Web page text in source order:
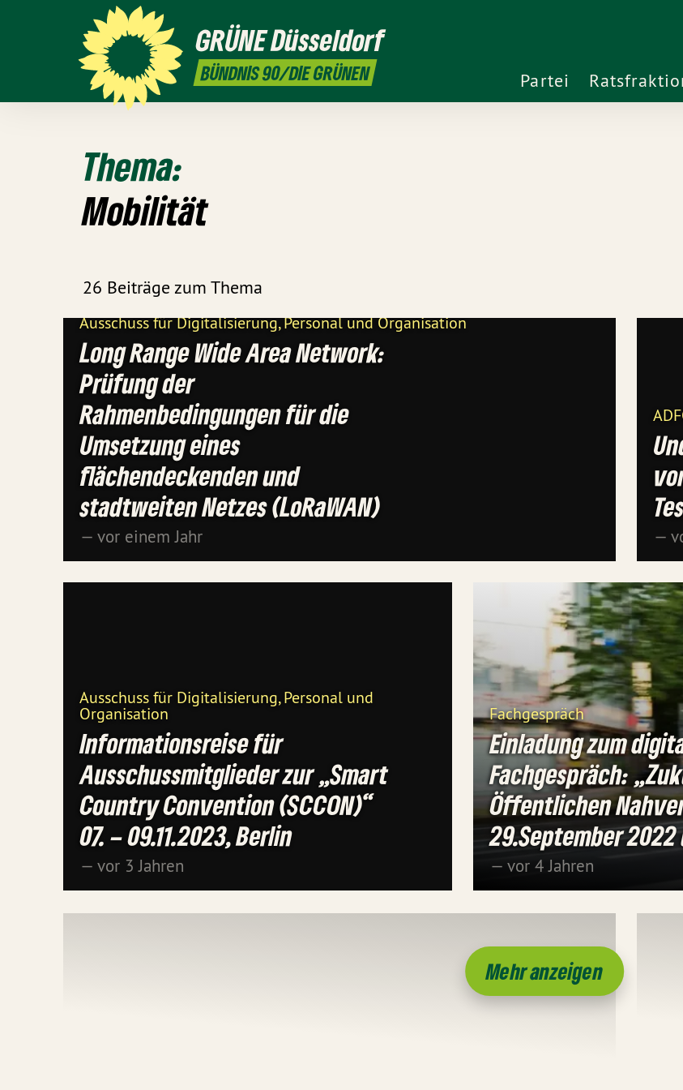
GRÜNEDüsseldorf
BÜNDNIS 90/DIE GRÜNEN Partei
Thema:
Mobilität
26 Beiträge zum Thema
Ausschuss für Digitalisierung, Personal und Organisation
Long Range Wide Area Network:
Prüfung der
Rahmenbedingungen für die
Umsetzung eines
flächendeckenden und
stadtweiten Netzes (LoRaWAN)
— vor einem Jahr —
Ausschuss für Digitalisierung, Personal und
Organisation
Informationsreise für
Ausschussmitglieder zur „Smart
Country Convention (SCCON)“
07. – 09.11.2023, Berlin
— vor 3 Jahren
Fachgespräch
Einladung zum
Fachgespräch:
Öffentlichen
29.September 2022
— vor 4 Jahren
Mehr anzeigen